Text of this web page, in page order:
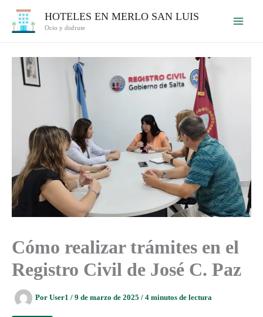
HOTELES EN MERLO SAN LUIS
Ocio y disfrute
Cómo realizar trámites en el
Registro Civil de José C. Paz
Por User1 / 9 de marzo de 2025 / 4 minutos de lectura